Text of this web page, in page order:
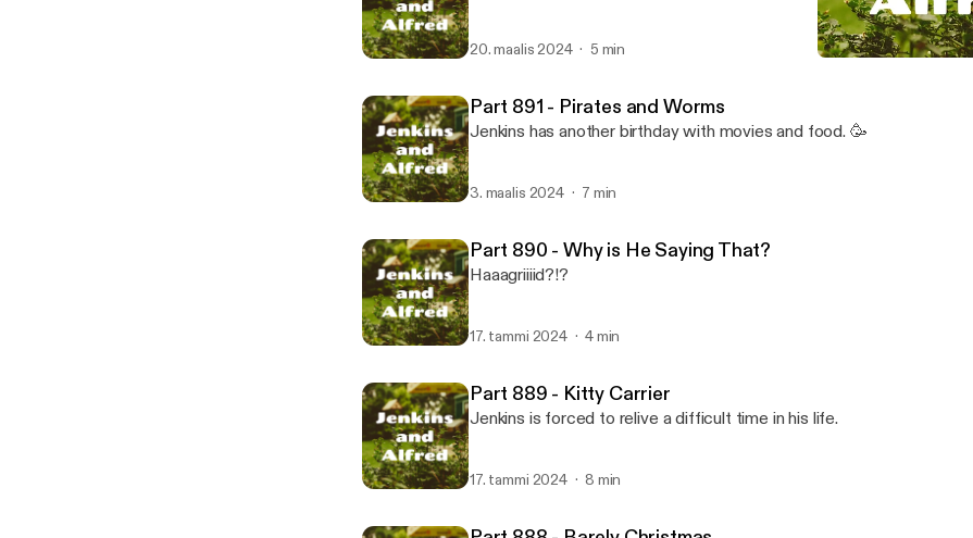
20. maalis 2024 5 min
Part 891 - Pirates and Worms
Jenkins has another birthday with movies and food. 🥳
3. maalis 2024 7 min
Part 890 - Why is He Saying That?
Haaagriiiid?!?
17. tammi 2024 4 min
Part 889 - Kitty Carrier
Jenkins is forced to relive a difficult time in his life.
17. tammi 2024 8 min